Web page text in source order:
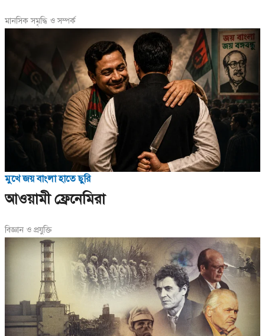
মানসিক সমৃদ্ধি ও সম্পর্ক
মুখে জয় বাংলা হাতে ছুরি
আওয়ামী ফ্রেনেমিরা
বিজ্ঞান ও প্রযুক্তি